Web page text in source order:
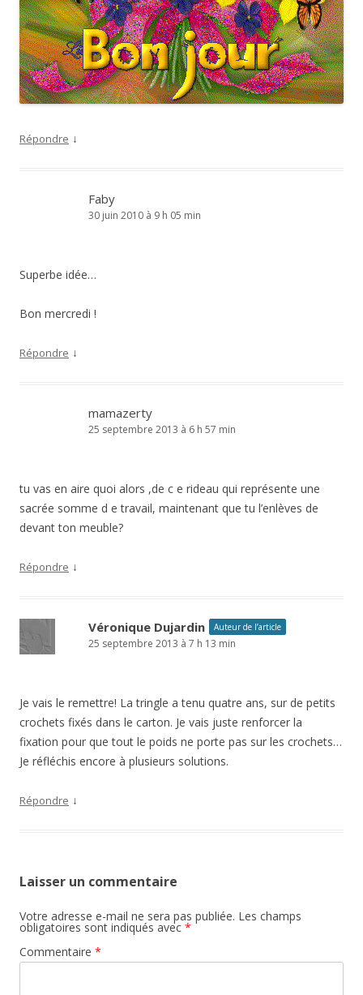
Répondre ↓
Faby
30 juin 2010 à 9 h 05 min
Superbe idée…
Bon mercredi !
Répondre ↓
mamazerty
25 septembre 2013 à 6 h 57 min
tu vas en aire quoi alors ,de c e rideau qui représente une
sacrée somme d e travail, maintenant que tu l’enlèves de
devant ton meuble?
Répondre ↓
Véronique Dujardin Auteur de l’article
25 septembre 2013 à 7 h 13 min
Je vais le remettre! La tringle a tenu quatre ans, sur de petits
crochets fixés dans le carton. Je vais juste renforcer la
fixation pour que tout le poids ne porte pas sur les crochets…
Je réfléchis encore à plusieurs solutions.
Répondre ↓
Laisser un commentaire
Votre adresse e-mail ne sera pas publiée. Les champs
obligatoires sont indiqués avec *
Commentaire *